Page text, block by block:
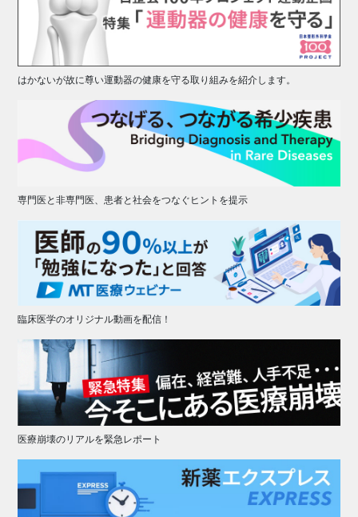
はかないが故に尊い運動器の健康を守る取り組みを紹介します。
専門医と非専門医、患者と社会をつなぐヒントを提示
臨床医学のオリジナル動画を配信！
医療崩壊のリアルを緊急レポート